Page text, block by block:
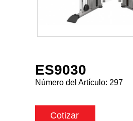
ES9030
Número del Artículo: 297
Cotizar